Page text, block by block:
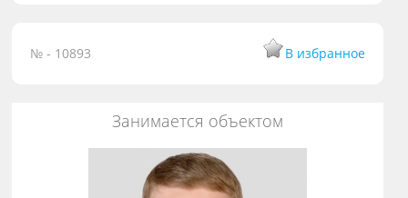
№ - 10893 В избранное
Занимается объектом